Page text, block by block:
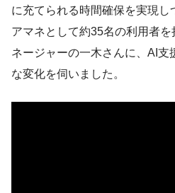
に充てられる時間確保を実現
アマネとして約35名の利用者
ネージャーの一木さんに、AI支
な変化を伺いました。